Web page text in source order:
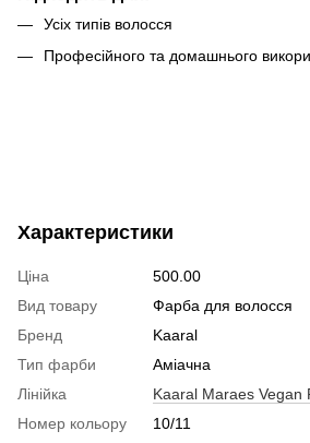
Усіх типів волосся
Професійного та домашнього
Характеристики
Ціна
500.00
Вид товару
Фарба для волосся
Бренд
Kaaral
Тип фарби
Аміачна
Лінійка
Kaaral Maraes Vegan
Номер кольору
10/11